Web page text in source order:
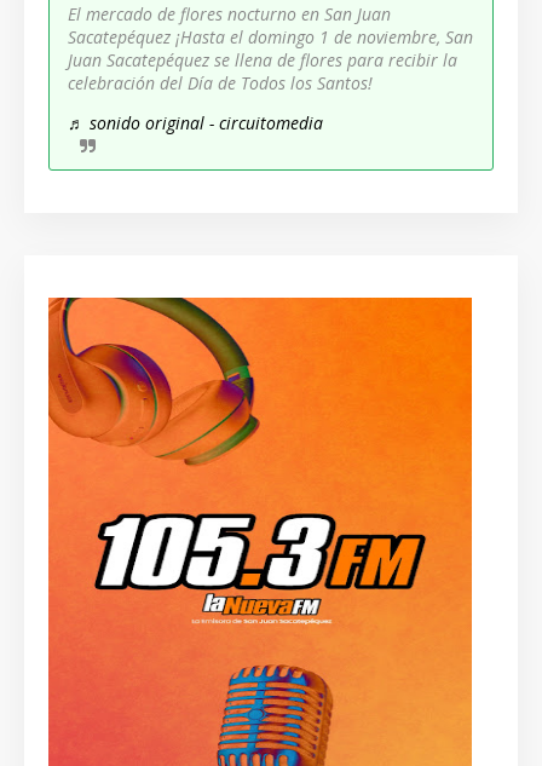
El mercado de flores nocturno en San Juan
Sacatepéquez ¡Hasta el domingo 1 de noviembre, San
Juan Sacatepéquez se llena de flores para recibir la
celebración del Día de Todos los Santos!
♬ sonido original - circuitomedia